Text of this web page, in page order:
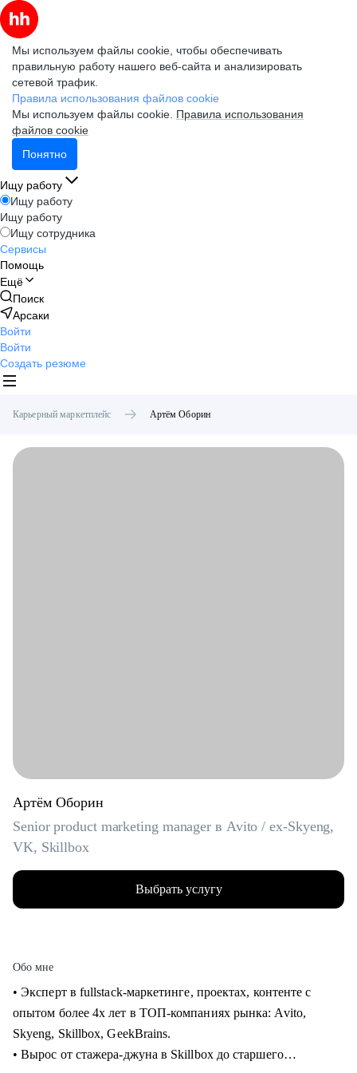
Мы используем файлы cookie, чтобы обеспечивать
правильную работу нашего веб-сайта и анализировать
сетевой трафик.
Правила использования файлов cookie
Мы используем файлы cookie. Правила использования
файлов cookie
Понятно
Ищу работу
Ищу работу
Ищу работу
Ищу сотрудника
Сервисы
Помощь
Ещё
Поиск
Арсаки
Войти
Войти
Создать резюме
Карьерный маркетплейс Артём Оборин
Артём Оборин
Senior product marketing manager в Avito / ex-Skyeng,
VK, Skillbox
Выбрать услугу
Обо мне
• Эксперт в fullstack-маркетинге, проектах, контенте с
опытом более 4х лет в ТОП-компаниях рынка: Avito,
Skyeng, Skillbox, GeekBrains.
• Вырос от стажера-джуна в Skillbox до старшего